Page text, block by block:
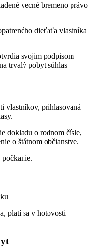
vecné bremeno právo
dieťaťa vlastníka
svojim podpisom
trvalý pobyt súhlas
vlastníkov, prihlasovaná
dokladu o rodnom čísle,
o štátnom občianstve.
platí sa v hotovosti